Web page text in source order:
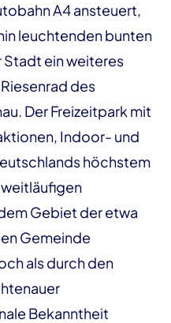
A4 ansteuert,
leuchtenden bunten
Stadt ein weiteres
des
Der Freizeitpark mit
Indoor- und
höchstem
Gebiet der etwa
Gemeinde
als durch den
Bekanntheit